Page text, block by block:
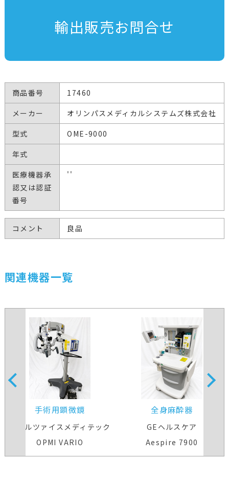
輸出販売お問合せ
商品番号
17460
メーカー
オリンパスメディカルシステムズ株式会社
型式
OME-9000
年式
医療機器承
認又は認証
番号
''
コメント 良品
関連機器一覧
手術用顕微鏡
カールツァイスメディテック
OPMI VARIO
全身麻酔器
GEヘルスケア
Aespire 7900